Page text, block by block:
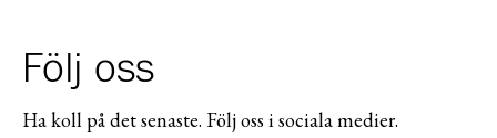
Följ oss
Ha koll på det senaste. Följ oss i sociala medier.